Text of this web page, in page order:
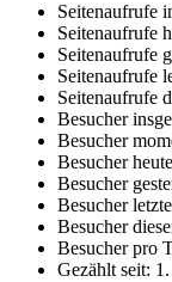
Seitenaufrufe
Seitenaufrufe
Seitenaufrufe
Seitenaufrufe
Seitenaufrufe
Besucher
Besucher
Besucher
Besucher
Besucher
Besucher
Besucher pro
Gezählt seit: